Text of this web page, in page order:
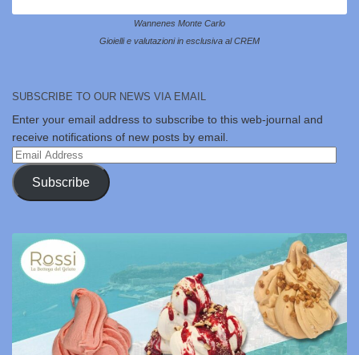
Wannenes Monte Carlo
Gioielli e valutazioni in esclusiva al CREM
SUBSCRIBE TO OUR NEWS VIA EMAIL
Enter your email address to subscribe to this web-journal and
receive notifications of new posts by email.
Email
Address
Subscribe